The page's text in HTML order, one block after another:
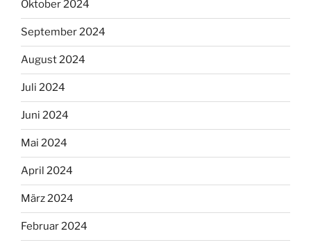
Oktober 2024
September 2024
August 2024
Juli 2024
Juni 2024
Mai 2024
April 2024
März 2024
Februar 2024